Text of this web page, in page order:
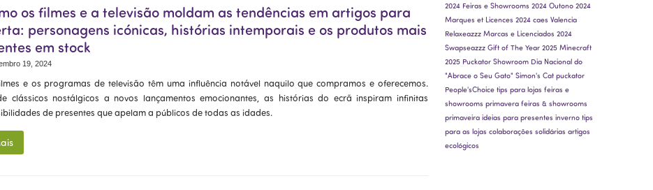
os filmes e a televisão moldam as tendências em artigos para
personagens icónicas, histórias intemporais e os produtos mais
em stock
19, 2024
e os programas de televisão têm uma influência notável naquilo que compramos e oferecemos.
clássicos nostálgicos a novos lançamentos emocionantes, as histórias do ecrã inspiram infinitas
de presentes que apelam a públicos de todas as idades.
2024 Feiras e Showrooms 2024 Outono 2024
Marques et Licences 2024 caes Valencia
Relaxeazzz Marcas e Licenciados 2024
Swapseazzz Gift of The Year 2025 Minecraft
2025 Puckator Showroom Dia Nacional do
"Abrace o Seu Gato" Simon's Cat puckator
People'sChoice tips para lojas feiras e
showrooms primavera feiras & showrooms
primaveira ideias para presentes inverno tips
para as lojas colaborações solidárias artigos
ecológicos